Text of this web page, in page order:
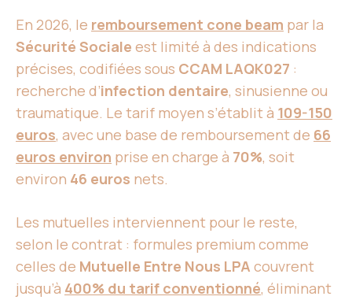
En 2026, le remboursement cone beam par la
Sécurité Sociale est limité à des indications
précises, codifiées sous CCAM LAQK027 :
recherche d’infection dentaire, sinusienne ou
traumatique. Le tarif moyen s’établit à 109-150
euros, avec une base de remboursement de 66
euros environ prise en charge à 70%, soit
environ 46 euros nets.
Les mutuelles interviennent pour le reste,
selon le contrat : formules premium comme
celles de Mutuelle Entre Nous LPA couvrent
jusqu’à 400% du tarif conventionné, éliminant